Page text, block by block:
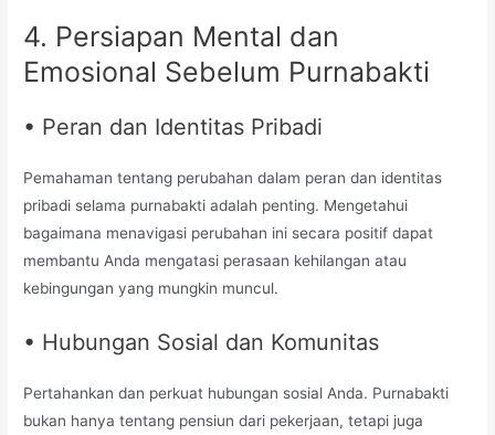
4. Persiapan Mental dan
Emosional Sebelum Purnabakti
• Peran dan Identitas Pribadi
Pemahaman tentang perubahan dalam peran dan identitas
pribadi selama purnabakti adalah penting. Mengetahui
bagaimana menavigasi perubahan ini secara positif dapat
membantu Anda mengatasi perasaan kehilangan atau
kebingungan yang mungkin muncul.
• Hubungan Sosial dan Komunitas
Pertahankan dan perkuat hubungan sosial Anda. Purnabakti
bukan hanya tentang pensiun dari pekerjaan, tetapi juga